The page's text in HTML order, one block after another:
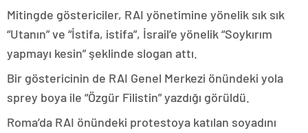
Mitingde göstericiler, RAI yönetimine yönelik sık sık
“Utanın” ve “İstifa, istifa”, İsrail’e yönelik “Soykırım
yapmayı kesin” şeklinde slogan attı.
Bir göstericinin de RAI Genel Merkezi önündeki yola
sprey boya ile “Özgür Filistin” yazdığı görüldü.
Roma’da RAI önündeki protestoya katılan soyadını